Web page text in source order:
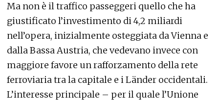
Ma non è il traffico passeggeri quello che ha
giustificato l’investimento di 4,2 miliardi
nell’opera, inizialmente osteggiata da Vienna e
dalla Bassa Austria, che vedevano invece con
maggiore favore un rafforzamento della rete
ferroviaria tra la capitale e i Länder occidentali.
L’interesse principale – per il quale l’Unione